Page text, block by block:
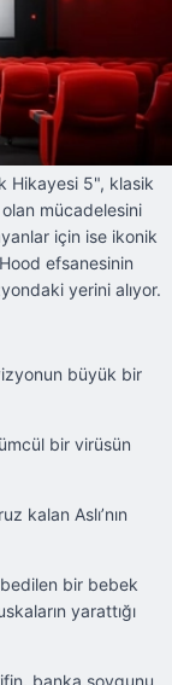
Hikayesi 5", klasik
mücadelesini
için ise ikonik
efsanesinin
yerini alıyor.
büyük bir
bir virüsün
kalan Aslı’nın
bir bebek
yarattığı
banka soygunu